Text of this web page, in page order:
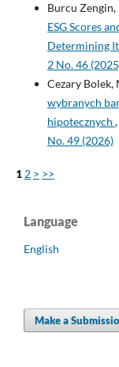
Burcu
ESG Scores
Determining It
2 No. 46
Cezary Bolek,
wybranych
hipotecznych ,
No. 49 (2026)
1 2 > >>
Language
English
Make a